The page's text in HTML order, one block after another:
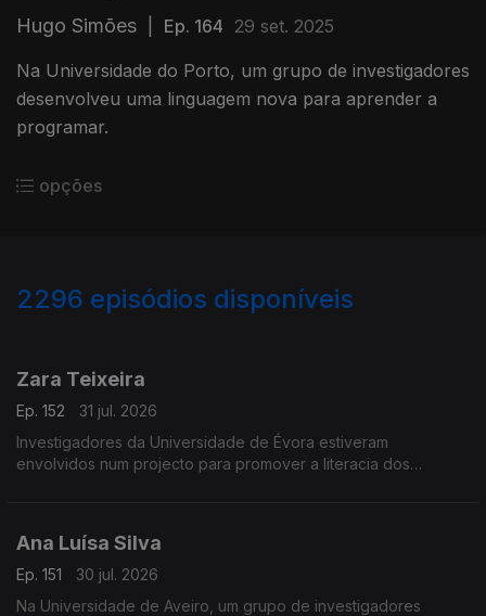
Hugo Simões Ep. 164 29 set. 2025
Na Universidade do Porto, um grupo de investigadores
desenvolveu uma linguagem nova para aprender a
programar.
opções
2296 episódios disponíveis
Zara Teixeira
Ep. 152
31 jul. 2026
Investigadores da Universidade de Évora estiveram
envolvidos num projecto para promover a literacia dos
Ana Luísa Silva
Ep. 151
30 jul. 2026
Na Universidade de Aveiro, um grupo de investigadores